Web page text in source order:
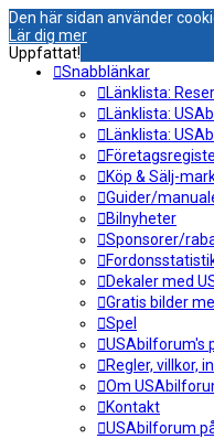
Den här sidan använder
Lär dig mer
Uppfattat!
Snabblänkar
Länklista:
Länklista:
Länklista:
Köp & Sälj-
Guider/
Bilnyheter
Sponsorer/
Dekaler med
Gratis bilder
Spel
USAbilforum's
Regler, villkor,
Om
Kontakt
USAbilforum